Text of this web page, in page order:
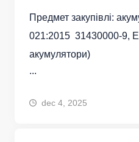
Предмет закупівлі:
021:2015 31430000-9,
акумулятори)
...
dec 4, 2025